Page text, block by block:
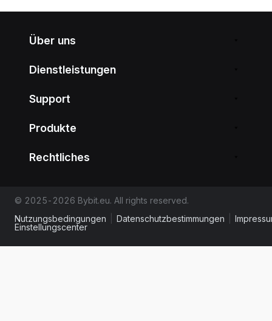
Über uns
Dienstleistungen
Support
Produkte
Rechtliches
© 2025-2026 Bybit.eu. All rights reserved.
Nutzungsbedingungen
Datenschutzbestimmungen
Einstellungscenter